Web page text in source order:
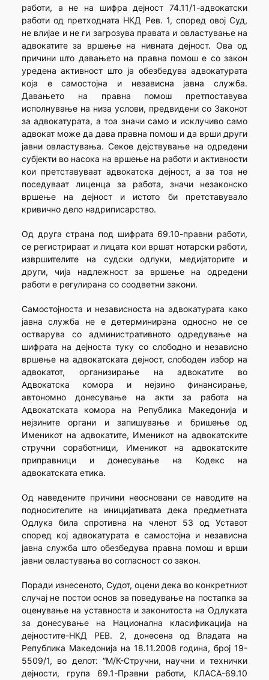
работи, а не на шифра дејност 74.11/1-адвокатски
работи од претходната НКД Рев. 1, според овој Суд,
не влијае и не ги загрозува правата и овластување на
адвокатите за вршење на нивната дејност. Ова од
причини што давањето на правна помош е со закон
уредена активност што ја обезбедува адвокатурата
која е самостојна и независна јавна служба.
Давањето на правна помош претпоставува
исполнување на низа услови, предвидени со Законот
за адвокатурата, а тоа значи само и исклучиво само
адвокат може да дава правна помош и да врши други
јавни овластувања. Секое дејствување на одредени
субјекти во насока на вршење на работи и активности
кои претставуваат адвокатска дејност, а за тоа не
поседуваат лиценца за работа, значи незаконско
вршење на дејност и истото би претставувало
кривично дело надриписарство.
Од друга страна под шифрата 69.10-правни работи,
се регистрираат и лицата кои вршат нотарски работи,
извршителите на судски одлуки, медијаторите и
други, чија надлежност за вршење на одредени
работи е регулирана со соодветни закони.
Самостојноста и независноста на адвокатурата како
јавна служба не е детерминирана односно не се
остварува со административното одредување на
шифрата на дејноста туку со слободно и независно
вршење на адвокатската дејност, слободен избор на
адвокатот, организирање на адвокатите во
Адвокатска комора и нејзино финансирање,
автономно донесување на акти за работа на
Адвокатската комора на Република Македонија и
нејзините органи и запишување и бришење од
Именикот на адвокатите, Именикот на адвокатските
стручни соработници, Именикот на адвокатските
приправници и донесување на Кодекс на
адвокатската етика.
Од наведените причини неосновани се наводите на
подносителите на иницијативата дека предметната
Одлука била спротивна на членот 53 од Уставот
според кој адвокатурата е самостојна и независна
јавна служба што обезбедува правна помош и врши
јавни овластувања во согласност со закон.
Поради изнесеното, Судот, оцени дека во конкретниот
случај не постои основ за поведување на постапка за
оценување на уставноста и законитоста на Одлуката
за донесување на Национална класификација на
дејностите-НКД РЕВ. 2, донесена од Владата на
Република Македонија на 18.11.2008 година, број 19-
5509/1, во делот: “М/К-Стручни, научни и технички
дејности, група 69.1-Правни работи, КЛАСА-69.10